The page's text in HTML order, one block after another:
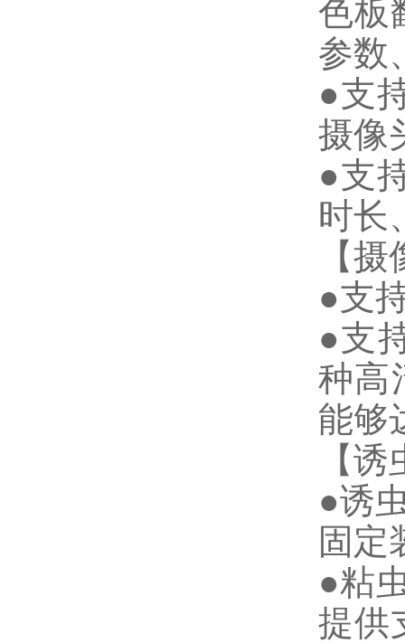
色板
参数
●支
摄像
●支
时长
【
●支
●支
种高
能够
【
●诱
固定
●粘
提供